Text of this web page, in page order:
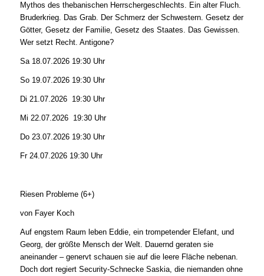
Mythos des thebanischen Herrschergeschlechts. Ein alter Fluch.
Bruderkrieg. Das Grab. Der Schmerz der Schwestern. Gesetz der
Götter, Gesetz der Familie, Gesetz des Staates. Das Gewissen.
Wer setzt Recht. Antigone?
Sa 18.07.2026 19:30 Uhr
So 19.07.2026 19:30 Uhr
Di 21.07.2026 19:30 Uhr
Mi 22.07.2026 19:30 Uhr
Do 23.07.2026 19:30 Uhr
Fr 24.07.2026 19:30 Uhr
Riesen Probleme (6+)
von Fayer Koch
Auf engstem Raum leben Eddie, ein trompetender Elefant, und
Georg, der größte Mensch der Welt. Dauernd geraten sie
aneinander – genervt schauen sie auf die leere Fläche nebenan.
Doch dort regiert Security-Schnecke Saskia, die niemanden ohne